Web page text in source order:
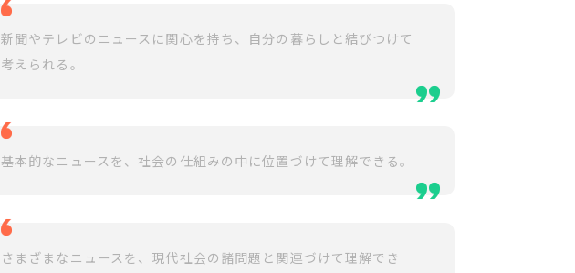
新聞やテレビのニュースに関心を持ち、自分の暮らしと結びつけて
考えられる。
基本的なニュースを、社会の仕組みの中に位置づけて理解できる。
さまざまなニュースを、現代社会の諸問題と関連づけて理解でき